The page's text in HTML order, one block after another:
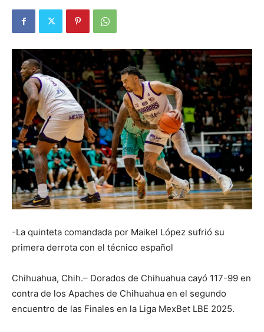
-La quinteta comandada por Maikel López sufrió su
primera derrota con el técnico español
Chihuahua, Chih.– Dorados de Chihuahua cayó 117-99 en
contra de los Apaches de Chihuahua en el segundo
encuentro de las Finales en la Liga MexBet LBE 2025.